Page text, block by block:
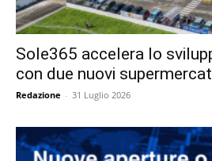
Sole365 accelera lo
con due nuovi
Redazione - 31 Luglio 2026